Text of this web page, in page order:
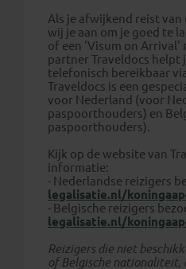
Als je afwijkend reist van
wij je aan om je goed te
of een 'Visum on Arrival'
partner Traveldocs helpt
telefonisch bereikbaar via
Traveldocs is een
voor Nederland (voor
paspoorthouders) en
paspoorthouders).
Kijk op de website van
informatie:
- Nederlandse reizigers
legalisatie.nl/
- Belgische reizigers
legalisatie.nl/
Reizigers die niet
of Belgische nationaliteit,